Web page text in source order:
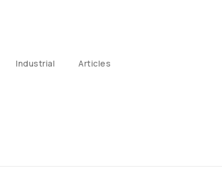
Industrial Articles